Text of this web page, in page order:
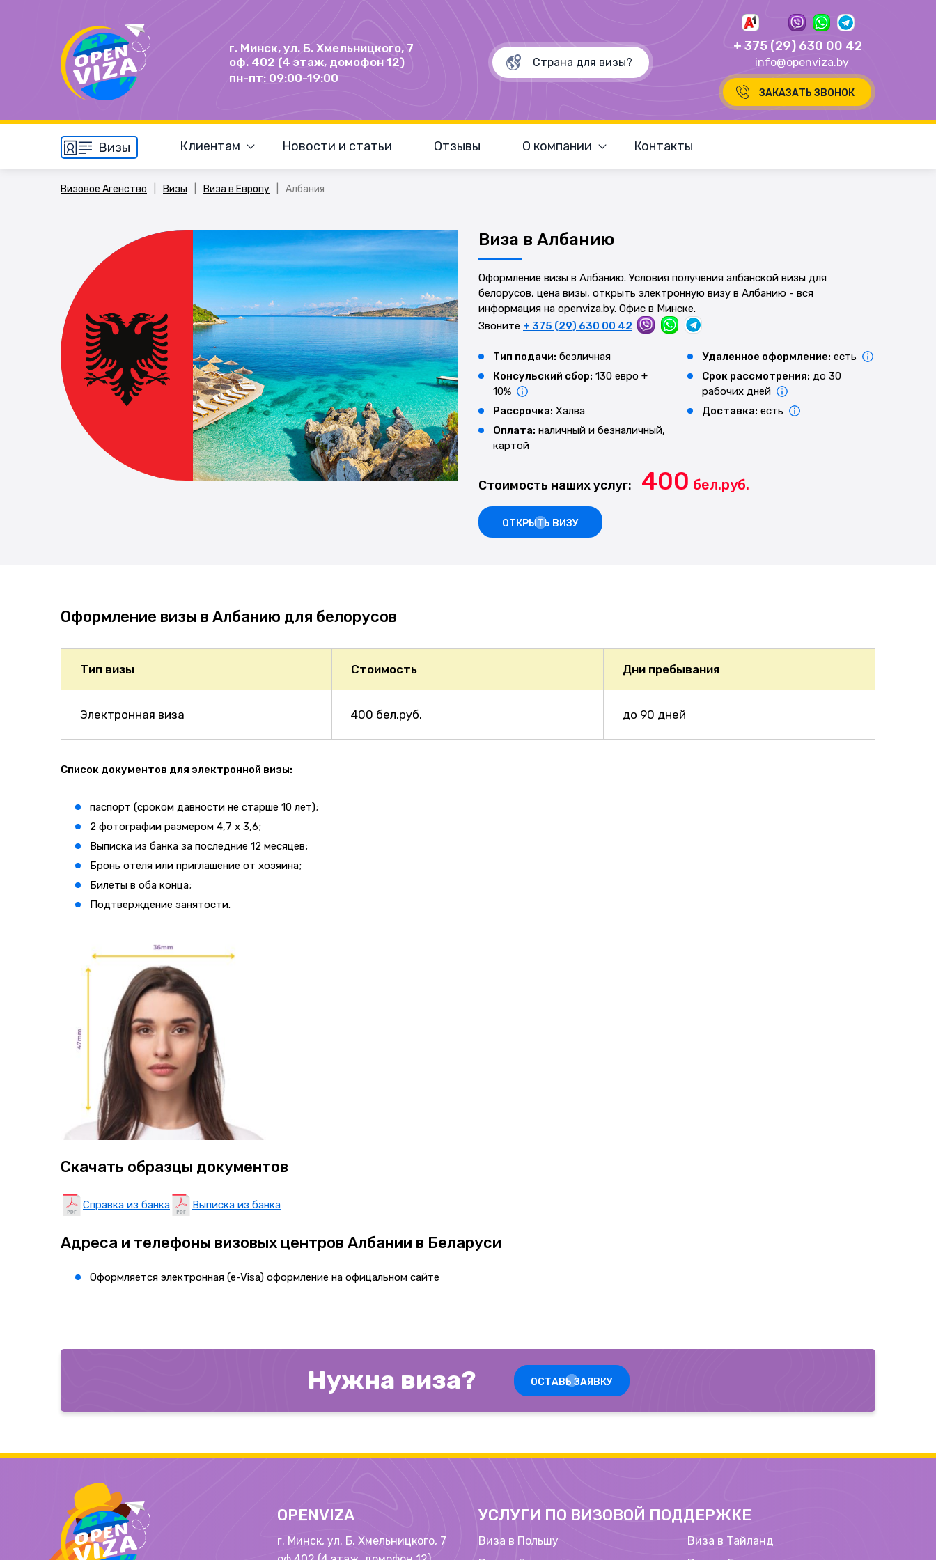
г. Минск, ул. Б. Хмельницкого, 7
оф. 402 (4 этаж, домофон 12)
пн-пт: 09:00-19:00
+ 375 (29) 630 00 42
info@openviza.by
ЗАКАЗАТЬ ЗВОНОК
Визы Клиентам Новости и статьи Отзывы О компании Контакты
Визовое Агенство Визы Виза в Европу Албания
Виза в Албанию
Оформление визы в Албанию. Условия получения албанской визы для
белорусов, цена визы, открыть электронную визу в Албанию - вся
информация на openviza.by. Офис в Минске.
Звоните + 375 (29) 630 00 42
Тип подачи: безличная Удаленное оформление: есть
Консульский сбор: 130 евро +
10%
Срок рассмотрения: до 30
рабочих дней
Рассрочка: Халва Доставка: есть
Оплата: наличный и безналичный,
картой
Стоимость наших услуг: 400 бел.руб.
ОТКРЫТЬ ВИЗУ
Оформление визы в Албанию для белорусов
Тип визы Стоимость Дни пребывания
Электронная виза 400 бел.руб. до 90 дней
Список документов для электронной визы:
паспорт (сроком давности не старше 10 лет);
2 фотографии размером 4,7 х 3,6;
Выписка из банка за последние 12 месяцев;
Бронь отеля или приглашение от хозяина;
Билеты в оба конца;
Подтверждение занятости.
Скачать образцы документов
Справка из банка Выписка из банка
Адреса и телефоны визовых центров Албании в Беларуси
Оформляется электронная (e-Visa) оформление на офицальном сайте
Нужна виза? ОСТАВЬ ЗАЯВКУ
OPENVIZA
г. Минск, ул. Б. Хмельницкого, 7
УСЛУГИ ПО ВИЗОВОЙ ПОДДЕРЖКЕ
Виза в Польшу
Виза в Тайланд